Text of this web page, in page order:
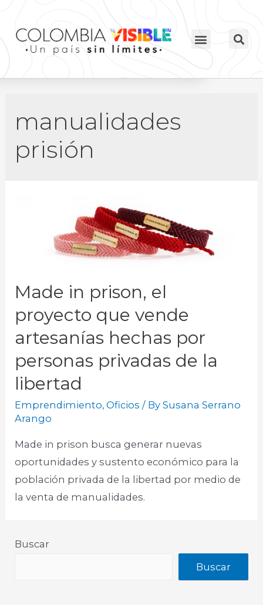
manualidades
prisión
Made in prison, el
proyecto que vende
artesanías hechas por
personas privadas de la
libertad
Emprendimiento,Oficios / BySusana Serrano
Arango
Made in prison busca generar nuevas
oportunidades y sustento económico para la
población privada de la libertad por medio de
la venta de manualidades.​
Buscar
Buscar